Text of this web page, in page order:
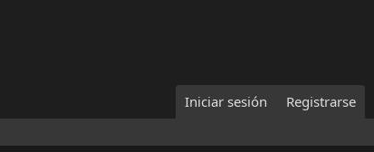
Iniciar sesión Registrarse